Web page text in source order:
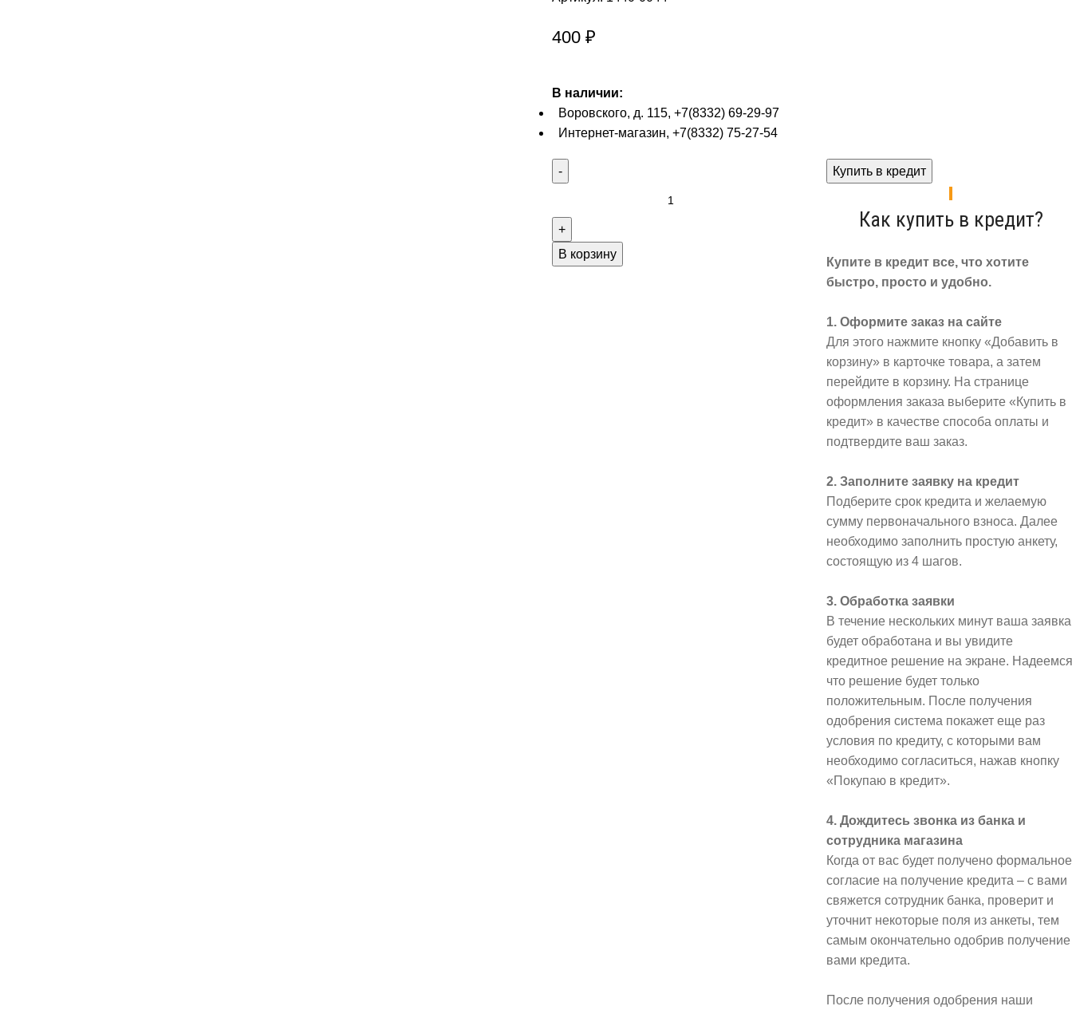
400 ₽
В наличии:
Воровского, д. 115, +7(8332) 69-29-97
Интернет-магазин, +7(8332) 75-27-54
В корзину
Купить в кредит
Как купить в кредит?
Купите в кредит все, что хотите
быстро, просто и удобно.
1. Оформите заказ на сайте
Для этого нажмите кнопку «Добавить в
корзину» в карточке товара, а затем
перейдите в корзину. На странице
оформления заказа выберите «Купить в
кредит» в качестве способа оплаты и
подтвердите ваш заказ.
2. Заполните заявку на кредит
Подберите срок кредита и желаемую
сумму первоначального взноса. Далее
необходимо заполнить простую анкету,
состоящую из 4 шагов.
3. Обработка заявки
В течение нескольких минут ваша заявка
будет обработана и вы увидите
кредитное решение на экране.
что решение будет только
положительным. После получения
одобрения система покажет еще раз
условия по кредиту, с которыми вам
необходимо согласиться, нажав кнопку
«Покупаю в кредит».
4. Дождитесь звонка из банка и
сотрудника магазина
Когда от вас будет получено формальное
согласие на получение кредита – с вами
свяжется сотрудник банка, проверит и
уточнит некоторые поля из анкеты, тем
самым окончательно одобрив получение
вами кредита.
После получения одобрения наши